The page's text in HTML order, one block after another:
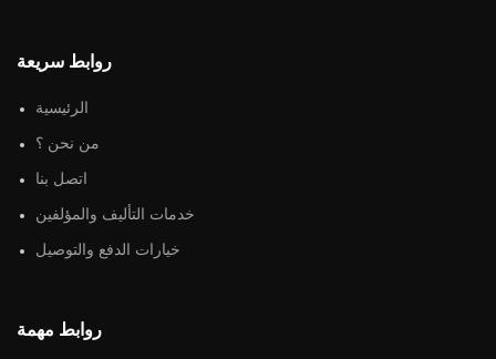
روابط سريعة
الرئيسية
من نحن ؟
اتصل بنا
خدمات التأليف والمؤلفين
خيارات الدفع والتوصيل
روابط مهمة